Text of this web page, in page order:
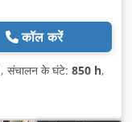
कॉल करें
, संचालन के घंटे: 850 h,